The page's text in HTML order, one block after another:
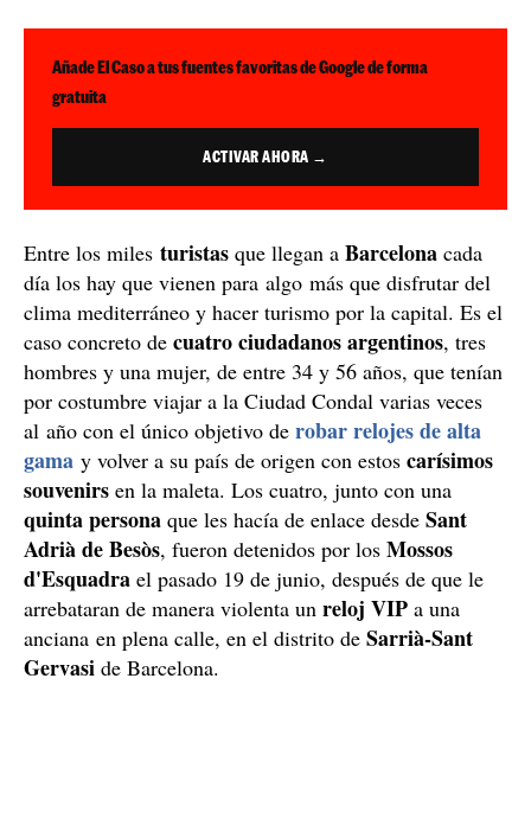
Añade El Caso a tus fuentes favoritas de Google de forma
gratuita
ACTIVAR AHORA →
Entre los miles turistas que llegan a Barcelona cada
día los hay que vienen para algo más que disfrutar del
clima mediterráneo y hacer turismo por la capital. Es el
caso concreto de cuatro ciudadanos argentinos, tres
hombres y una mujer, de entre 34 y 56 años, que tenían
por costumbre viajar a la Ciudad Condal varias veces
al año con el único objetivo de robar relojes de alta
gama y volver a su país de origen con estos carísimos
souvenirs en la maleta. Los cuatro, junto con una
quinta persona que les hacía de enlace desde Sant
Adrià de Besòs, fueron detenidos por los Mossos
d'Esquadra el pasado 19 de junio, después de que le
arrebataran de manera violenta un reloj VIP a una
anciana en plena calle, en el distrito de Sarrià-Sant
Gervasi de Barcelona.